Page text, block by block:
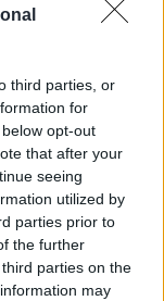
third parties, or
for
opt-out
that after your
seeing
utilized by
parties prior to
the further
parties on the
may